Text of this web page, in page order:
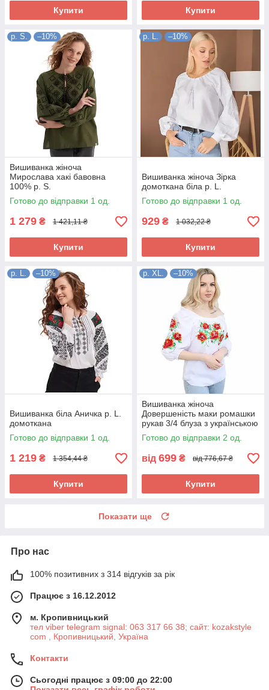
Купити Купити
р. S. –10%
Вишиванка жіноча
Мирослава хакі бавовна
100% р. S.
Готово до відправки 1 од.
1 279 ₴ 1 421,11 ₴
Купити
р. L. –10%
Вишиванка жіноча Зірка
домоткана біла р. L.
Готово до відправки 1 од.
929 ₴ 1 032,22 ₴
Купити
р. L. –10%
Вишиванка біла Аничка р. L.
домоткана
Готово до відправки 1 од.
1 219 ₴ 1 354,44 ₴
Купити
р. XL. –10%
Вишиванка жіноча
Довершеність маки ромашки
рукав 3/4 блуза з українською
вишивкою р. XL.
Готово до відправки 2 од.
від 699 ₴ від 776,67 ₴
Купити
Показати ще
Про нас
100% позитивних з 314 відгуків за рік
Працює з 16.12.2012
м. Кропивницький
тел viber telegram signal: 063 317 66 38; сайт: kozakstyle
com , Кропивницький, Україна
Контакти
Сьогодні працює з 09:00 до 22:00